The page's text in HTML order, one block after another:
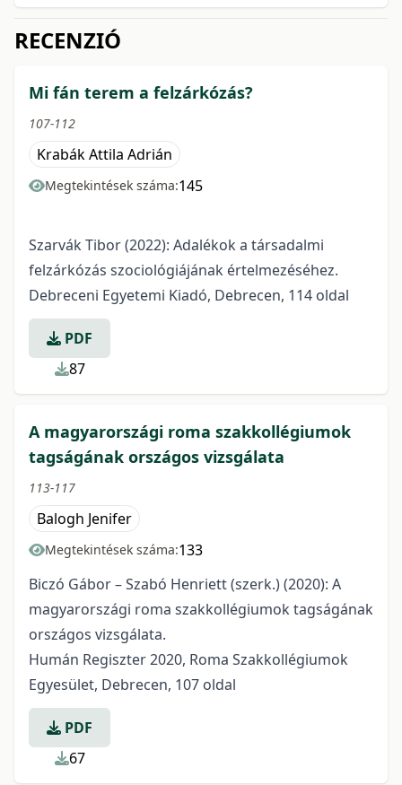
RECENZIÓ
Mi fán terem a felzárkózás?
107-112
Krabák Attila Adrián
Megtekintések száma:145
Szarvák Tibor (2022): Adalékok a társadalmi
felzárkózás szociológiájának értelmezéséhez.
Debreceni Egyetemi Kiadó, Debrecen, 114 oldal
PDF
87
A magyarországi roma szakkollégiumok
tagságának országos vizsgálata
113-117
Balogh Jenifer
Megtekintések száma:133
Biczó Gábor – Szabó Henriett (szerk.) (2020): A
magyarországi roma szakkollégiumok tagságának
országos vizsgálata.
Humán Regiszter 2020, Roma Szakkollégiumok
Egyesület, Debrecen, 107 oldal
PDF
67